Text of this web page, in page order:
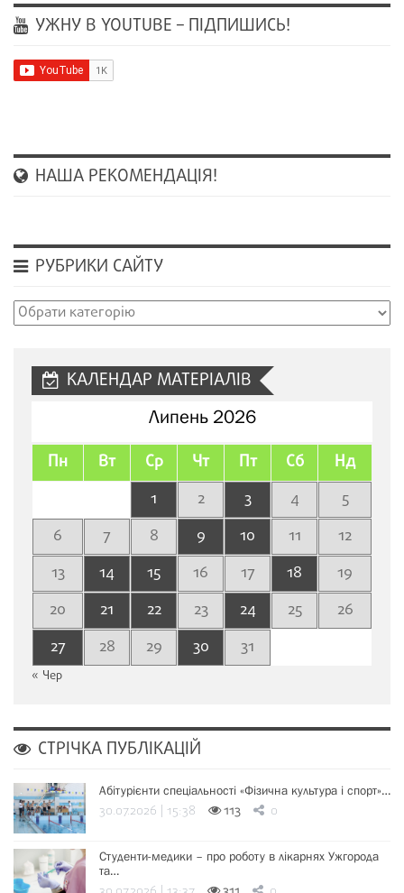
УЖНУ В YOUTUBE – ПІДПИШИСЬ!
НАША РЕКОМЕНДАЦІЯ!
РУБРИКИ САЙТУ
Рубрики
КАЛЕНДАР МАТЕРІАЛІВ
Липень 2026
Пн Вт Ср Чт Пт Сб Нд
1 2 3 4
5
6
7 8 9 10 11
12
13
14 15 16 17 18
19
20
21 22 23 24 25
26
27
28 29 30 31
« Чер
СТРІЧКА ПУБЛІКАЦІЙ
Абітурієнти спеціальності «Фізична культура і спорт»…
30.07.2026 | 15:38 113 0
Студенти-медики – про роботу в лікарнях Ужгорода
та…